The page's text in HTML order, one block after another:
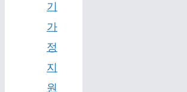
기
가
정
지
원